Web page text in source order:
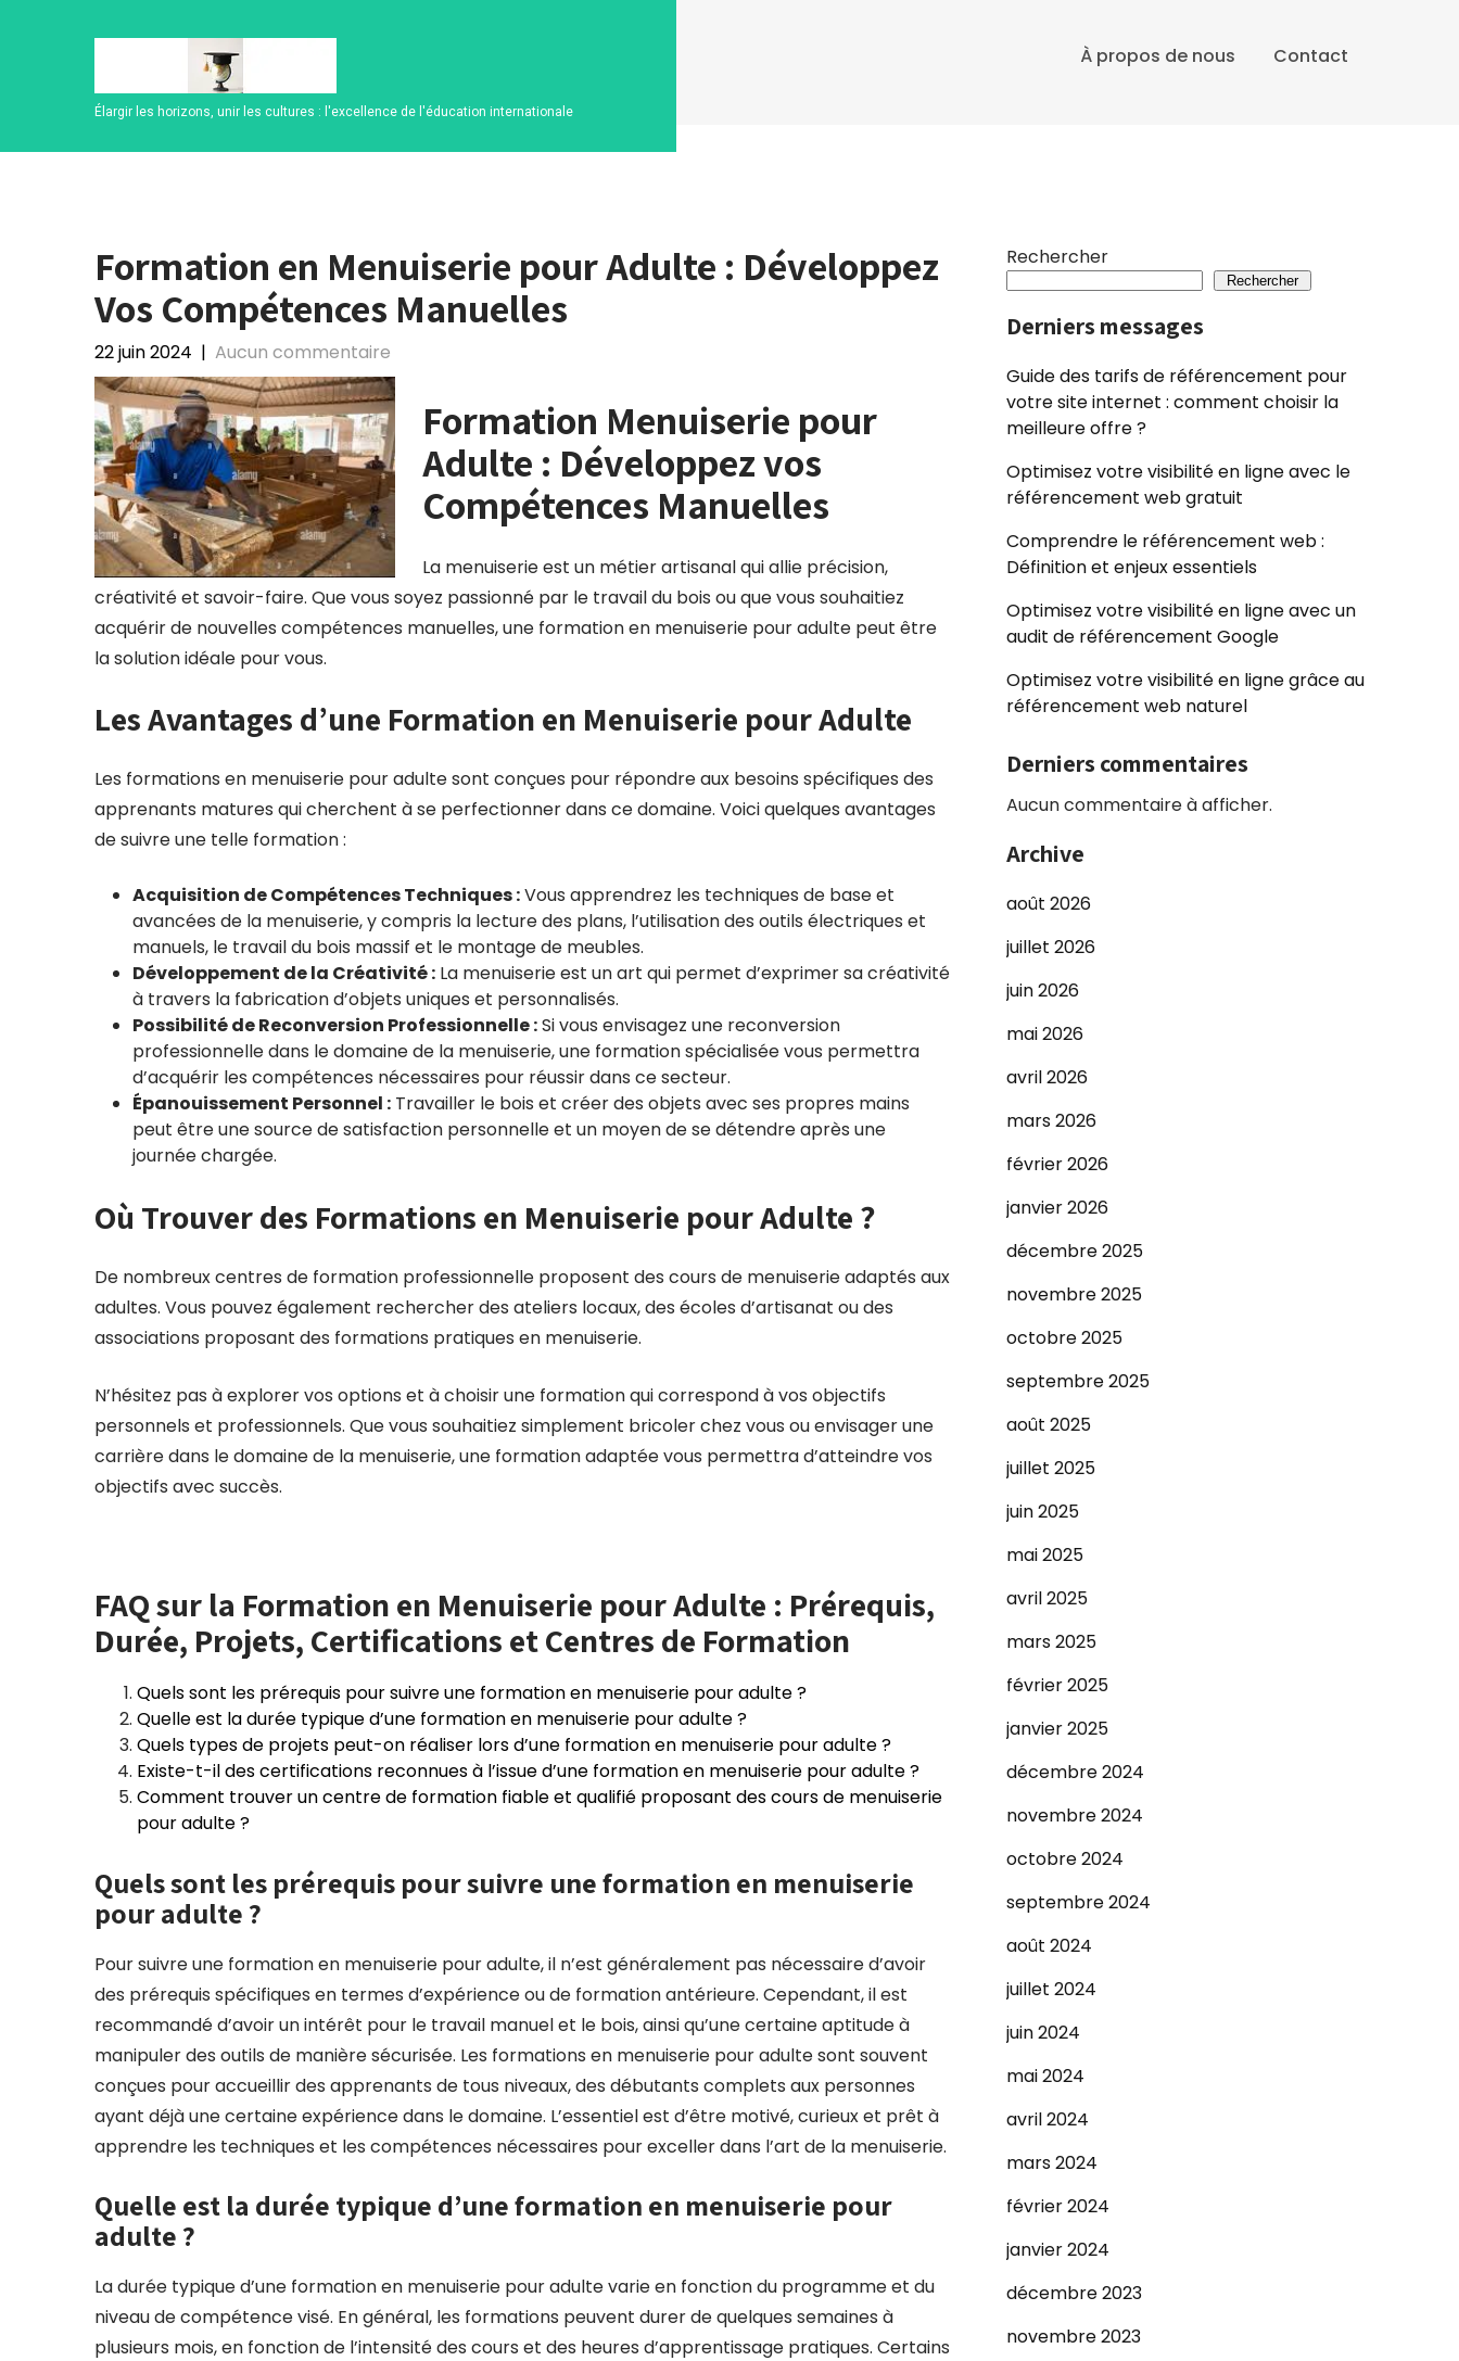
Élargir les horizons, unir les cultures : l'excellence de l'éducation internationale
À propos de nous Contact
Formation en Menuiserie pour Adulte : Développez
Vos Compétences Manuelles
22 juin 2024 | Aucun commentaire
Formation Menuiserie pour
Adulte : Développez vos
Compétences Manuelles
La menuiserie est un métier artisanal qui allie précision,
créativité et savoir-faire. Que vous soyez passionné par le travail du bois ou que vous souhaitiez
acquérir de nouvelles compétences manuelles, une formation en menuiserie pour adulte peut être
la solution idéale pour vous.
Les Avantages d’une Formation en Menuiserie pour Adulte
Les formations en menuiserie pour adulte sont conçues pour répondre aux besoins spécifiques des
apprenants matures qui cherchent à se perfectionner dans ce domaine. Voici quelques avantages
de suivre une telle formation :
Acquisition de Compétences Techniques :Vous apprendrez les techniques de base et
avancées de la menuiserie, y compris la lecture des plans, l’utilisation des outils électriques et
manuels, le travail du bois massif et le montage de meubles.
Développement de la Créativité : La menuiserie est un art qui permet d’exprimer sa créativité
à travers la fabrication d’objets uniques et personnalisés.
Possibilité de Reconversion Professionnelle :Si vous envisagez une reconversion
professionnelle dans le domaine de la menuiserie, une formation spécialisée vous permettra
d’acquérir les compétences nécessaires pour réussir dans ce secteur.
Épanouissement Personnel : Travailler le bois et créer des objets avec ses propres mains
peut être une source de satisfaction personnelle et un moyen de se détendre après une
journée chargée.
Où Trouver des Formations en Menuiserie pour Adulte ?
De nombreux centres de formation professionnelle proposent des cours de menuiserie adaptés aux
adultes. Vous pouvez également rechercher des ateliers locaux, des écoles d’artisanat ou des
associations proposant des formations pratiques en menuiserie.
N’hésitez pas à explorer vos options et à choisir une formation qui correspond à vos objectifs
personnels et professionnels. Que vous souhaitiez simplement bricoler chez vous ou envisager une
carrière dans le domaine de la menuiserie, une formation adaptée vous permettra d’atteindre vos
objectifs avec succès.
FAQ sur la Formation en Menuiserie pour Adulte : Prérequis,
Durée, Projets, Certifications et Centres de Formation
Quels sont les prérequis pour suivre une formation en menuiserie pour adulte ?
Quelle est la durée typique d’une formation en menuiserie pour adulte ?
Quels types de projets peut-on réaliser lors d’une formation en menuiserie pour adulte ?
Existe-t-il des certifications reconnues à l’issue d’une formation en menuiserie pour adulte ?
Comment trouver un centre de formation fiable et qualifié proposant des cours de menuiserie
pour adulte ?
Quels sont les prérequis pour suivre une formation en menuiserie
pour adulte ?
Pour suivre une formation en menuiserie pour adulte, il n’est généralement pas nécessaire d’avoir
des prérequis spécifiques en termes d’expérience ou de formation antérieure. Cependant, il est
recommandé d’avoir un intérêt pour le travail manuel et le bois, ainsi qu’une certaine aptitude à
manipuler des outils de manière sécurisée. Les formations en menuiserie pour adulte sont souvent
conçues pour accueillir des apprenants de tous niveaux, des débutants complets aux personnes
ayant déjà une certaine expérience dans le domaine. L’essentiel est d’être motivé, curieux et prêt à
apprendre les techniques et les compétences nécessaires pour exceller dans l’art de la menuiserie.
Quelle est la durée typique d’une formation en menuiserie pour
adulte ?
La durée typique d’une formation en menuiserie pour adulte varie en fonction du programme et du
niveau de compétence visé. En général, les formations peuvent durer de quelques semaines à
plusieurs mois, en fonction de l’intensité des cours et des heures d’apprentissage pratiques. Certains
Rechercher
Rechercher
Derniers messages
Guide des tarifs de référencement pour
votre site internet : comment choisir la
meilleure offre ?
Optimisez votre visibilité en ligne avec le
référencement web gratuit
Comprendre le référencement web :
Définition et enjeux essentiels
Optimisez votre visibilité en ligne avec un
audit de référencement Google
Optimisez votre visibilité en ligne grâce au
référencement web naturel
Derniers commentaires
Aucun commentaire à afficher.
Archive
août 2026
juillet 2026
juin 2026
mai 2026
avril 2026
mars 2026
février 2026
janvier 2026
décembre 2025
novembre 2025
octobre 2025
septembre 2025
août 2025
juillet 2025
juin 2025
mai 2025
avril 2025
mars 2025
février 2025
janvier 2025
décembre 2024
novembre 2024
octobre 2024
septembre 2024
août 2024
juillet 2024
juin 2024
mai 2024
avril 2024
mars 2024
février 2024
janvier 2024
décembre 2023
novembre 2023